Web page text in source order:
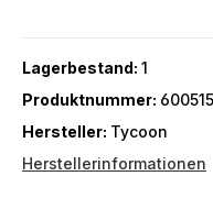
Lagerbestand: 1
Produktnummer: 600515
Hersteller: Tycoon
Herstellerinformationen